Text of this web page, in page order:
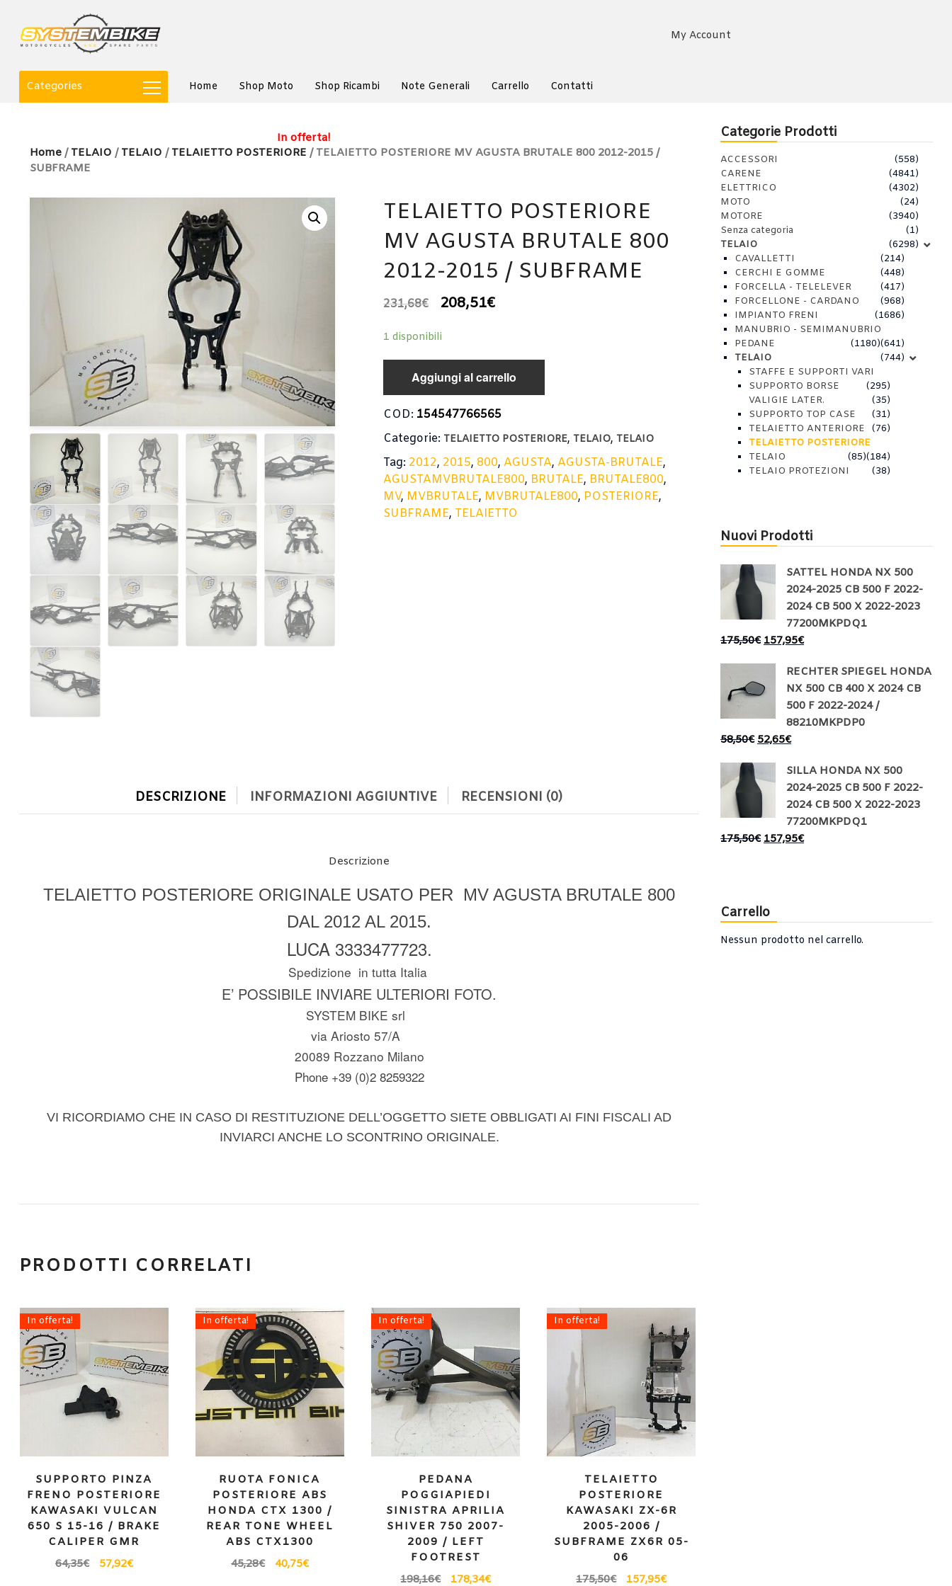
My Account
Categories Home Shop Moto Shop Ricambi Note Generali Carrello Contatti
Home / TELAIO / TELAIO / TELAIETTO POSTERIORE / TELAIETTO POSTERIORE MV AGUSTA BRUTALE 800 2012-2015 /
SUBFRAME
In offerta!
TELAIETTO POSTERIORE
MV AGUSTA BRUTALE 800
2012-2015 / SUBFRAME
231,68€ 208,51€
1 disponibili
Aggiungi al carrello
COD: 154547766565
Categorie: TELAIETTO POSTERIORE, TELAIO, TELAIO
Tag: 2012, 2015, 800,AGUSTA,AGUSTA-BRUTALE,
AGUSTAMVBRUTALE800, BRUTALE, BRUTALE800,
MV, MVBRUTALE, MVBRUTALE800, POSTERIORE,
SUBFRAME, TELAIETTO
DESCRIZIONE INFORMAZIONI AGGIUNTIVE RECENSIONI (0)
Descrizione
TELAIETTO POSTERIORE ORIGINALE USATO PER MV AGUSTA BRUTALE 800
DAL 2012 AL 2015.
LUCA 3333477723.
Spedizione in tutta Italia
E’ POSSIBILE INVIARE ULTERIORI FOTO.
SYSTEM BIKE srl
via Ariosto 57/A
20089 Rozzano Milano
Phone +39 (0)2 8259322
VI RICORDIAMO CHE IN CASO DI RESTITUZIONE DELL’OGGETTO SIETE OBBLIGATI AI FINI FISCALI AD
INVIARCI ANCHE LO SCONTRINO ORIGINALE.
PRODOTTI CORRELATI
In offerta!
SUPPORTO PINZA
FRENO POSTERIORE
KAWASAKI VULCAN
650 S 15-16 / BRAKE
CALIPER GMR
64,35€ 57,92€
In offerta!
RUOTA FONICA
POSTERIORE ABS
HONDA CTX 1300 /
REAR TONE WHEEL
ABS CTX1300
45,28€ 40,75€
In offerta!
PEDANA
POGGIAPIEDI
SINISTRA APRILIA
SHIVER 750 2007-
2009 / LEFT
FOOTREST
198,16€ 178,34€
In offerta!
TELAIETTO
POSTERIORE
KAWASAKI ZX-6R
2005-2006 /
SUBFRAME ZX6R 05-
06
175,50€ 157,95€
Categorie Prodotti
ACCESSORI
(558)
CARENE
(4841)
ELETTRICO
(4302)
MOTO
(24)
MOTORE
(3940)
Senza categoria
(1)
TELAIO
(6298)
CAVALLETTI
(214)
CERCHI E GOMME
(448)
FORCELLA - TELELEVER
(417)
FORCELLONE - CARDANO
(968)
IMPIANTO FRENI
(1686)
MANUBRIO - SEMIMANUBRIO
(641)
PEDANE
(1180)
TELAIO
(744)
STAFFE E SUPPORTI VARI
(295)
SUPPORTO BORSE
VALIGIE LATER.
(35)
SUPPORTO TOP CASE
(31)
TELAIETTO ANTERIORE
(76)
TELAIETTO POSTERIORE
(184)
TELAIO
(85)
TELAIO PROTEZIONI
(38)
Nuovi Prodotti
SATTEL HONDA NX 500
2024-2025 CB 500 F 2022-
2024 CB 500 X 2022-2023
77200MKPDQ1
175,50€ 157,95€
RECHTER SPIEGEL HONDA
NX 500 CB 400 X 2024 CB
500 F 2022-2024 /
88210MKPDP0
58,50€ 52,65€
SILLA HONDA NX 500
2024-2025 CB 500 F 2022-
2024 CB 500 X 2022-2023
77200MKPDQ1
175,50€ 157,95€
Carrello
Nessun prodotto nel carrello.